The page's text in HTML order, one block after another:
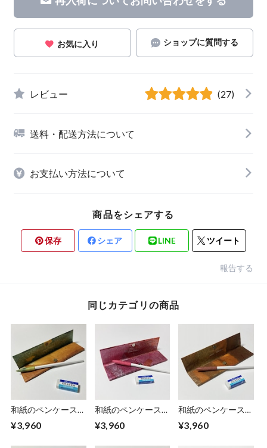
お気に入り ショップに質問する
レビュー (27)
送料・配送方法について
お支払い方法について
商品をシェアする
保存 シェア LINE ツイート
報告する
同じカテゴリの商品
和紙のペンケース
¥3,960
和紙のペンケース
¥3,960
和紙のペンケース
¥3,960